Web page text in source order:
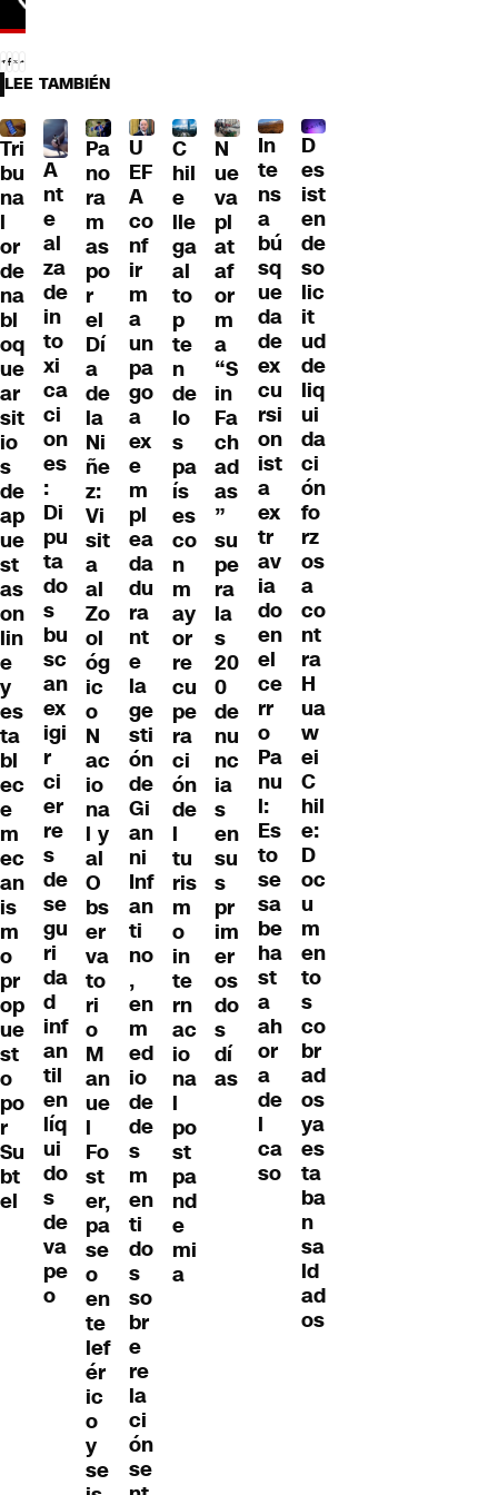
LEE TAMBIÉN
Tri
bu
na
l
or
de
na
bl
oq
ue
ar
sit
io
s
de
ap
ue
st
as
on
lin
e
y
es
ta
bl
ec
e
m
ec
an
is
m
o
pr
op
ue
st
o
po
r
Su
bt
el
A
nt
e
al
za
de
in
to
xi
ca
ci
on
es
:
Di
pu
ta
do
s
bu
sc
an
ex
igi
r
ci
er
re
s
de
se
gu
ri
da
d
inf
an
til
en
líq
ui
do
s
de
va
pe
o
Pa
no
ra
m
as
po
r
el
Dí
a
de
la
Ni
ñe
z:
Vi
sit
a
al
Zo
ol
óg
ic
o
N
ac
io
na
l y
al
O
bs
er
va
to
ri
o
M
an
ue
l
Fo
st
er,
pa
se
o
en
te
lef
ér
ic
o
y
se
U
EF
A
co
nf
ir
m
a
un
pa
go
a
ex
e
m
pl
ea
da
du
ra
nt
e
la
ge
sti
ón
de
Gi
an
ni
Inf
an
ti
no
,
en
m
ed
io
de
de
s
m
en
ti
do
s
so
br
e
re
la
ci
ón
se
C
hil
e
lle
ga
al
to
p
te
n
de
lo
s
pa
ís
es
co
n
m
ay
or
re
cu
pe
ra
ci
ón
de
l
tu
ris
m
o
in
te
rn
ac
io
na
l
po
st
pa
nd
e
mi
a
N
ue
va
pl
at
af
or
m
a
“S
in
Fa
ch
ad
as
”
su
pe
ra
la
s
20
0
de
nu
nc
ia
s
en
su
s
pr
im
er
os
do
s
dí
as
In
te
ns
a
bú
sq
ue
da
de
ex
cu
rsi
on
ist
a
ex
tr
av
ia
do
en
el
ce
rr
o
Pa
nu
l:
Es
to
se
sa
be
ha
st
a
ah
or
a
de
l
ca
so
D
es
ist
en
de
so
lic
it
ud
de
liq
ui
da
ci
ón
fo
rz
os
a
co
nt
ra
H
ua
w
ei
C
hil
e:
D
oc
u
m
en
to
s
co
br
ad
os
ya
es
ta
ba
n
sa
ld
ad
os